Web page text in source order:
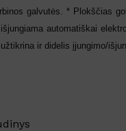
galvutės. * Plokščias
išjungiama automatiškai
ir didelis įjungimo/